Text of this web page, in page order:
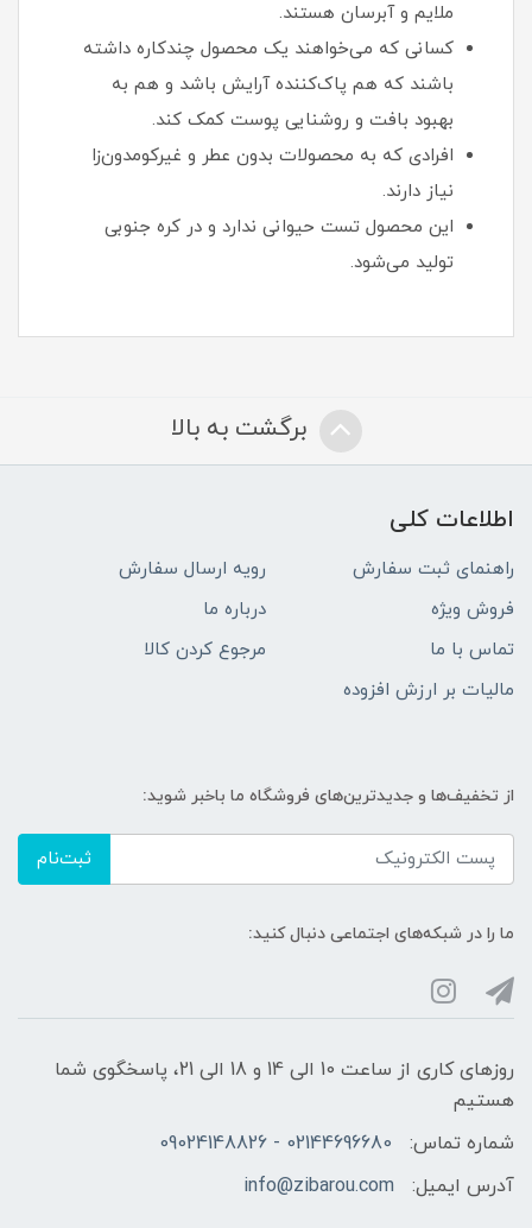
ملایم و آبرسان هستند.
کسانی که می‌خواهند یک محصول چندکاره داشته
باشند که هم پاک‌کننده آرایش باشد و هم به
بهبود بافت و روشنایی پوست کمک کند.
افرادی که به محصولات بدون عطر و غیرکومدون‌زا
نیاز دارند.
این محصول تست حیوانی ندارد و در کره جنوبی
تولید می‌شود.
برگشت به بالا
اطلاعات کلی
راهنمای ثبت سفارش
رویه ارسال سفارش
فروش ویژه
درباره ما
تماس با ما
مرجوع کردن کالا
مالیات بر ارزش افزوده
از تخفیف‌ها و جدیدترین‌های فروشگاه ما باخبر شوید:
ثبت‌نام
ما را در شبکه‌های اجتماعی دنبال کنید:
روزهای کاری از ساعت 10 الی 14 و 18 الی 21، پاسخگوی شما
هستیم
شماره تماس:
02144696680 - 09024148826
آدرس ایمیل:
info@zibarou.com